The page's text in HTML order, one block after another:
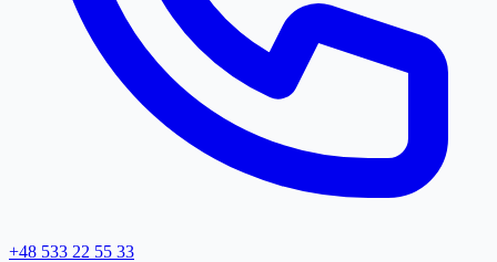
+48 533 22 55 33